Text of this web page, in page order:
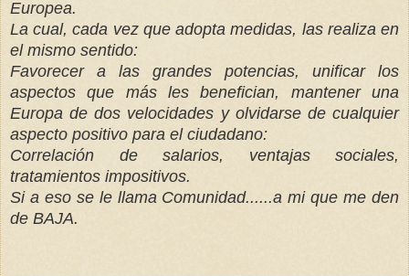
Europea.
La cual, cada vez que adopta medidas, las realiza en
el mismo sentido:
Favorecer a las grandes potencias, unificar los
aspectos que más les benefician, mantener una
Europa de dos velocidades y olvidarse de cualquier
aspecto positivo para el ciudadano:
Correlación de salarios, ventajas sociales,
tratamientos impositivos.
Si a eso se le llama Comunidad......a mi que me den
de BAJA.